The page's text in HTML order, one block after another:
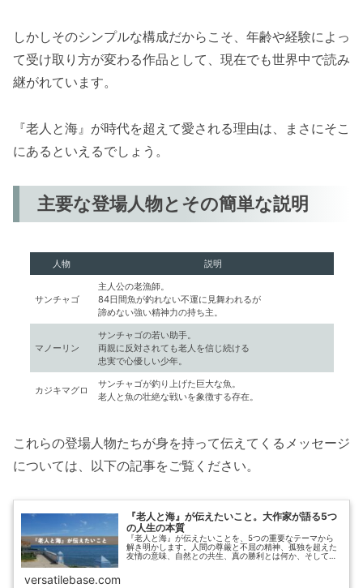
しかしそのシンプルな構成だからこそ、年齢や経験によっ
て受け取り方が変わる作品として、現在でも世界中で読み
継がれています。
『老人と海』が時代を超えて愛される理由は、まさにそこ
にあるといえるでしょう。
主要な登場人物とその簡単な説明
人物 説明
サンチャゴ
主人公の老漁師。
84日間魚が釣れない不運に見舞われるが
諦めない強い精神力の持ち主。
マノーリン
サンチャゴの若い助手。
両親に反対されても老人を信じ続ける
忠実で心優しい少年。
カジキマグロ
サンチャゴが釣り上げた巨大な魚。
老人と魚の壮絶な戦いを象徴する存在。
これらの登場人物たちが身を持って伝えてくるメッセージ
については、以下の記事をご覧ください。
『老人と海』が伝えたいこと。大作家が語る5つ
の人生の本質
『老人と海』が伝えたいことを、5つの重要なテーマから
解き明かします。人間の尊厳と不屈の精神、孤独を超えた
友情の意味、自然との共生、真の勝利とは何か、そして希
versatilebase.com